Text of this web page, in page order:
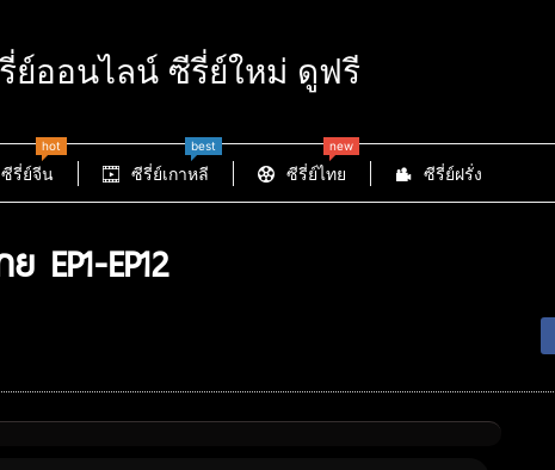
ย์ออนไลน์ ซีรี่ย์ใหม่ ดูฟรี
ซีรี่ย์จีน
hot
ซีรี่ย์เกาหลี
best
ซีรี่ย์ไทย
new
ซีรี่ย์ฝรั่ง
EP1-EP12